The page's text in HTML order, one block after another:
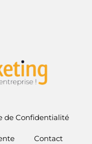
de Confidentialité
Contact